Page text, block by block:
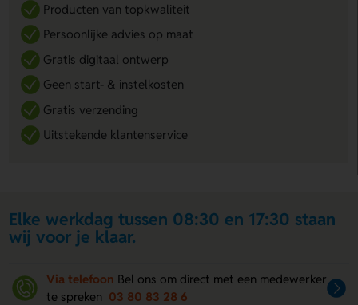
Producten van topkwaliteit
Persoonlijke advies op maat
Gratis digitaal ontwerp
Geen start- & instelkosten
Gratis verzending
Uitstekende klantenservice
Elke werkdag tussen 08:30 en 17:30 staan
wij voor je klaar.
Via telefoon Bel ons om direct met een medewerker
te spreken 03 80 83 28 6